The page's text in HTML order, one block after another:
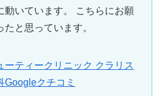
動いています。 こちらにお願
と思っています。
ーティークリニック クラリス
Googleクチコミ